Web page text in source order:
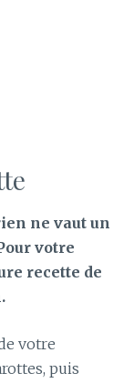
ne vaut un
votre
recette de
votre
puis